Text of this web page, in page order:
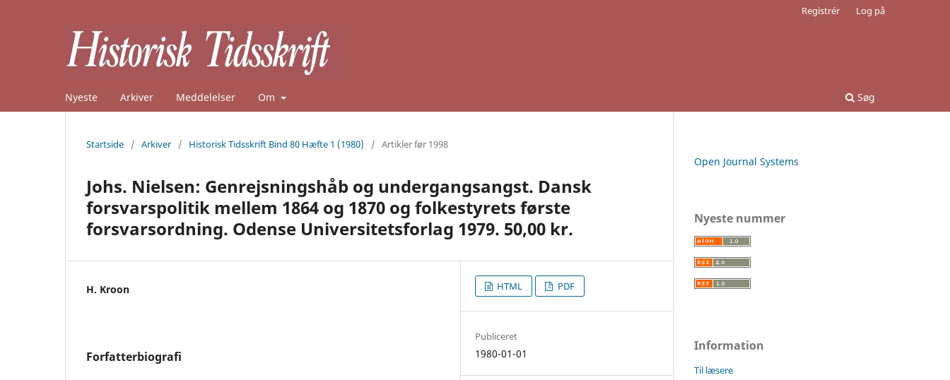
Nyeste Arkiver Meddelelser Om Søg
Registrér Log på
Startside / Arkiver / Historisk Tidsskrift Bind 80 Hæfte 1 (1980) / Artikler før 1998
Johs. Nielsen: Genrejsningshåb og undergangsangst. Dansk
forsvarspolitik mellem 1864 og 1870 og folkestyrets første
forsvarsordning. Odense Universitetsforlag 1979. 50,00 kr.
H. Kroon
Forfatterbiografi
HTML PDF
Publiceret
1980-01-01
Open Journal Systems
Nyeste nummer
Information
Til læsere